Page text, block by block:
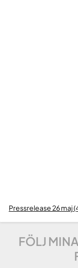
Pressrelease 26 maj
FÖLJ